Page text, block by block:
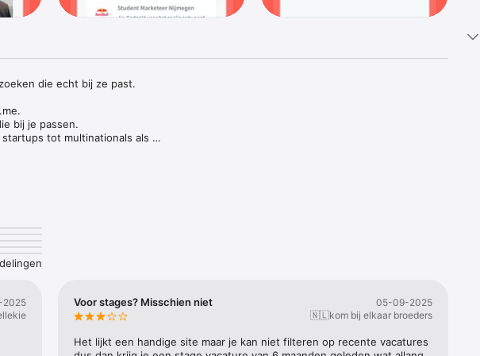
die echt bij ze past.
bij je passen.
tot multinationals als
2025
Voor stages? Misschien niet
05-09-2025
🇳🇱kom bij elkaar broeders
Het lijkt een handige site maar je kan niet filteren op recente vacatures